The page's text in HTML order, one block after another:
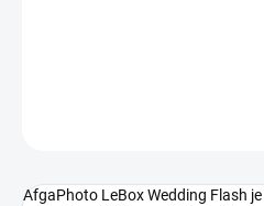
AfgaPhoto LeBox Wedding Flash